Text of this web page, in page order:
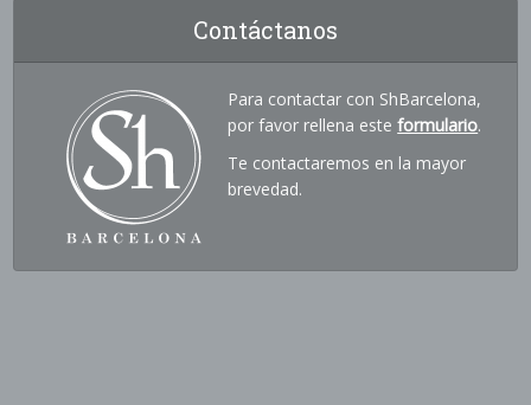
Contáctanos
Para contactar con ShBarcelona,
por favor rellena esteformulario.
Te contactaremos en la mayor
brevedad.